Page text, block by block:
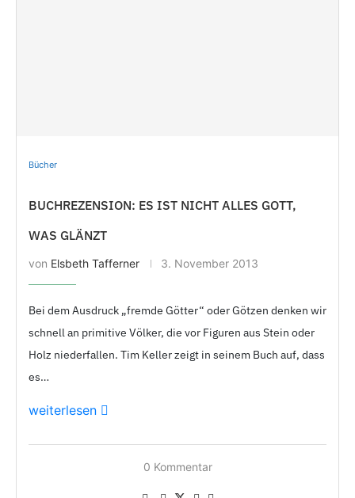
Bücher
BUCHREZENSION: ES IST NICHT ALLES GOTT,
WAS GLÄNZT
von Elsbeth Tafferner 3. November 2013
Bei dem Ausdruck „fremde Götter“ oder Götzen denken wir
schnell an primitive Völker, die vor Figuren aus Stein oder
Holz niederfallen. Tim Keller zeigt in seinem Buch auf, dass
es…
weiterlesen
0 Kommentar